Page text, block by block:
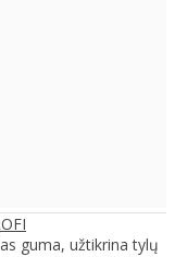
guma, užtikrina tylų